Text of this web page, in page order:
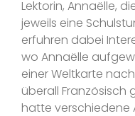
Lektorin, Annaëlle,
jeweils eine
erfuhren dabei
wo Annaëlle
einer Weltkarte
überall Französisch
hatte verschiedene